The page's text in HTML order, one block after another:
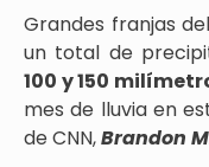
Grandes franjas
un total de
100 y 150
mes de lluvia en
de CNN,Brandon